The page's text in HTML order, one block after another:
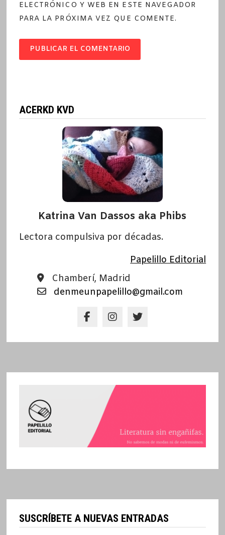
ELECTRÓNICO Y WEB EN ESTE NAVEGADOR
PARA LA PRÓXIMA VEZ QUE COMENTE.
ACERKD KVD
Katrina Van Dassos aka Phibs
Lectora compulsiva por décadas.
Papelillo Editorial
Chamberí, Madrid
denmeunpapelillo@gmail.com
SUSCRÍBETE A NUEVAS ENTRADAS